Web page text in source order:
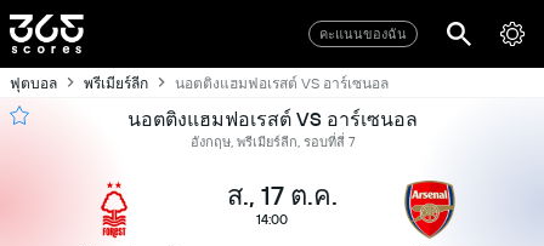
คะแนนของฉัน
ฟุตบอล พรีเมียร์ลีก นอตติงแฮมฟอเรสต์ VS อาร์เซนอล
นอตติงแฮมฟอเรสต์ VS อาร์เซนอล
อังกฤษ, พรีเมียร์ลีก, รอบที่สี่ 7
ส., 17 ต.ค.
14:00